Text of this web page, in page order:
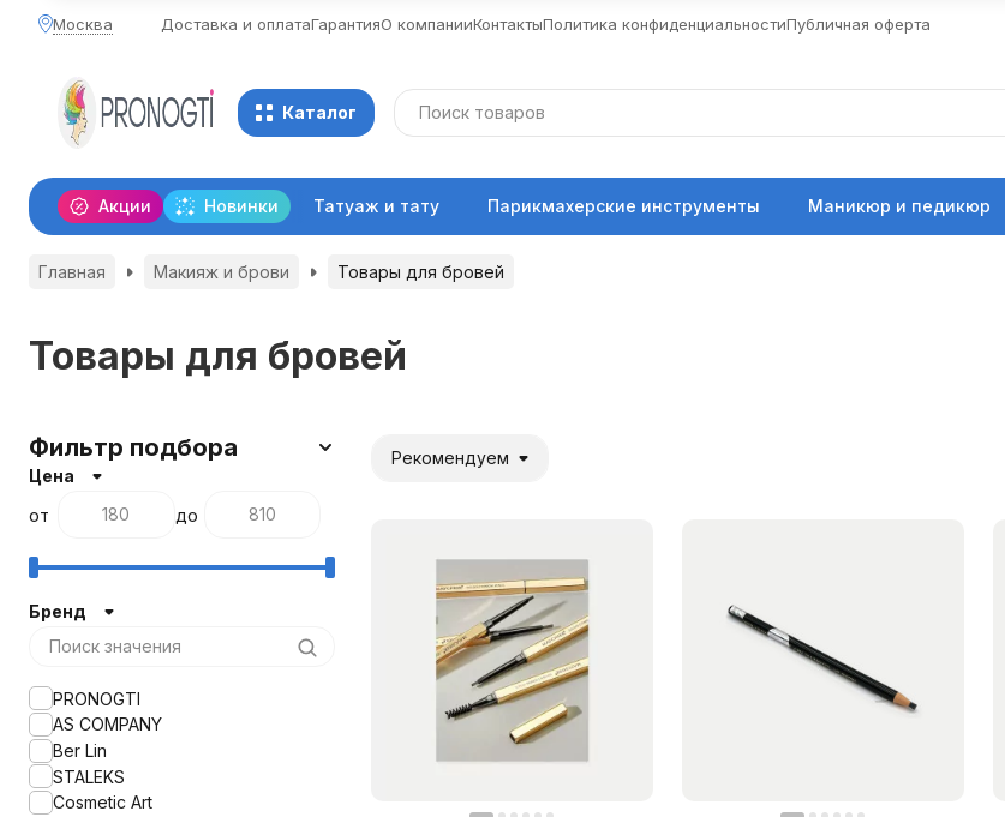
Москва Доставка и оплатаГарантияО компанииКонтактыПолитика конфиденциальностиПубличная оферта
Каталог
Акции Новинки Татуаж и тату Парикмахерские инструменты Маникюр и педикюр
Главная Макияж и брови Товары для бровей
Товары для бровей
Рекомендуем
Фильтр подбора
Цена
от
до
Бренд
PRONOGTI
AS COMPANY
Ber Lin
STALEKS
Cosmetic Art